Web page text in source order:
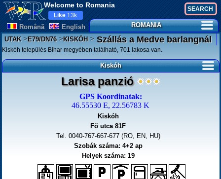
Welcome to Romania
Românã English
Like 13k
ROMANIA
UTAK>E79/DN76>KISKÓH>Szállás a Medve barlangnál
Kiskóh település Bihar megyében található, 701 lakosa van.
Kiskóh
Larisa panzió
GPS Koordinatak:
46.55530 E, 22.56783 K
Kiskóh
Fő utca 81F
Tel. 0040-767-667-677 (RO, EN, HU)
Szobák száma: 4+2 ap
Helyek száma: 19